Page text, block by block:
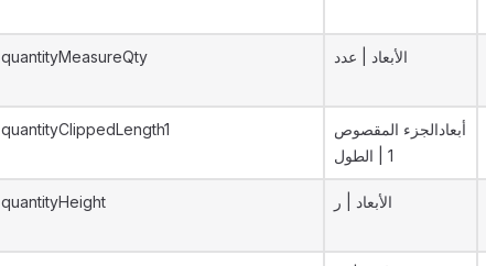
quantityMeasureQty الأبعاد | عدد
quantityClippedLength1
أبعادالجزء المقصوص
1 | الطول
quantityHeight الأبعاد | ر